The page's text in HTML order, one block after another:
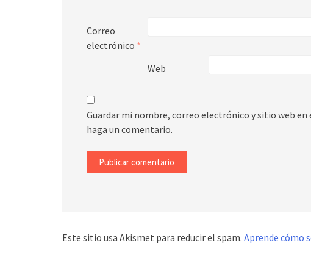
Correo
electrónico *
Web
Guardar mi nombre, correo electrónico y sitio web en
haga un comentario.
Este sitio usa Akismet para reducir el spam. Aprende cómo